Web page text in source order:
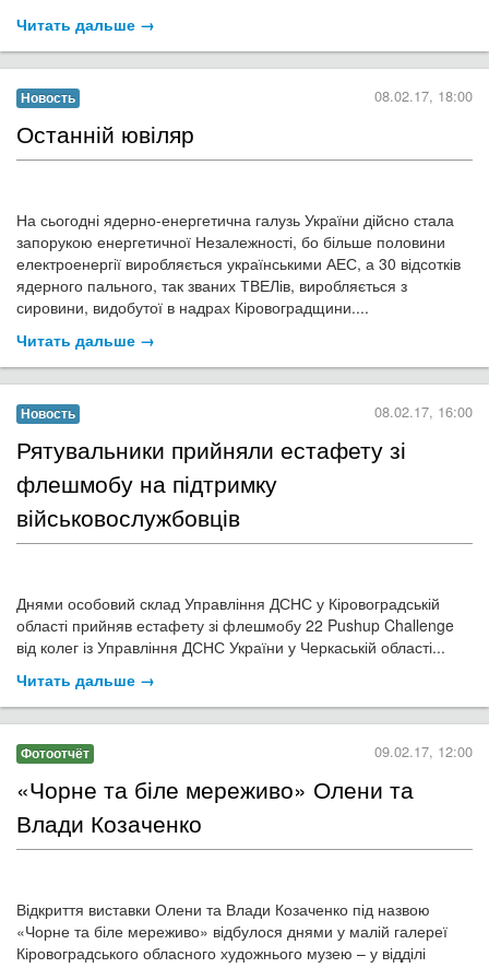
​Найпопулярніші ноутбуки в Україні за
версією OLX
Купуючи новий ноутбук, онлайн-користувачі найчастіше
вподобання були в користувачів у 2016 році, згідно з даними
аналітиківOLX....
Читать дальше →
08.02.17, 14:00
Творча зустріч «Народний танець без
любові не буває»